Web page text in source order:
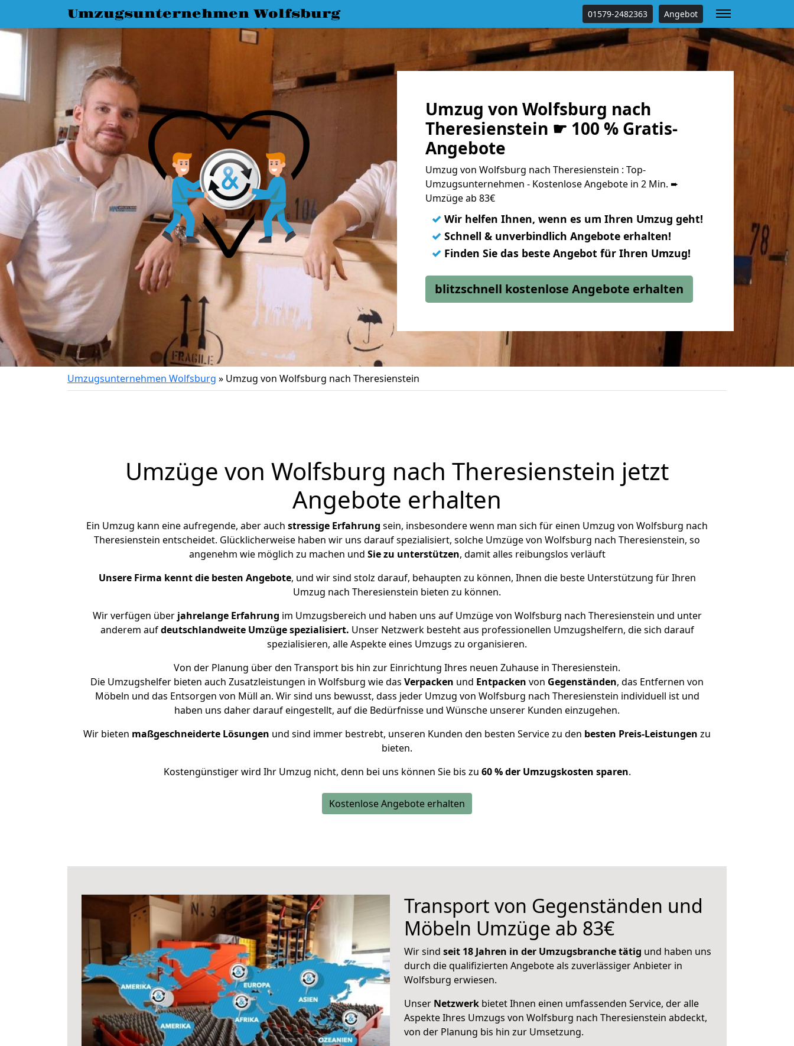
Umzugsunternehmen Wolfsburg 01579-2482363 Angebot
Umzug von Wolfsburg nach
Theresienstein ☛ 100 % Gratis-
Angebote
Umzug von Wolfsburg nach Theresienstein : Top-
Umzugsunternehmen - Kostenlose Angebote in 2 Min. ➨
Umzüge ab 83€
✓ Wir helfen Ihnen, wenn es um Ihren Umzug geht!
✓ Schnell & unverbindlich Angebote erhalten!
✓ Finden Sie das beste Angebot für Ihren Umzug!
blitzschnell kostenlose Angebote erhalten
Umzugsunternehmen Wolfsburg » Umzug von Wolfsburg nach Theresienstein
Umzüge von Wolfsburg nach Theresienstein jetzt
Angebote erhalten
Ein Umzug kann eine aufregende, aber auch stressige Erfahrung sein, insbesondere wenn man sich für einen Umzug von Wolfsburg nach
Theresienstein entscheidet. Glücklicherweise haben wir uns darauf spezialisiert, solche Umzüge von Wolfsburg nach Theresienstein, so
angenehm wie möglich zu machen und Sie zu unterstützen, damit alles reibungslos verläuft
Unsere Firma kennt die besten Angebote, und wir sind stolz darauf, behaupten zu können, Ihnen die beste Unterstützung für Ihren
Umzug nach Theresienstein bieten zu können.
Wir verfügen überjahrelange Erfahrung im Umzugsbereich und haben uns auf Umzüge von Wolfsburg nach Theresienstein und unter
anderem aufdeutschlandweite Umzüge spezialisiert. Unser Netzwerk besteht aus professionellen Umzugshelfern, die sich darauf
spezialisieren, alle Aspekte eines Umzugs zu organisieren.
Von der Planung über den Transport bis hin zur Einrichtung Ihres neuen Zuhause in Theresienstein.
Die Umzugshelfer bieten auch Zusatzleistungen in Wolfsburg wie das Verpacken und Entpacken von Gegenständen, das Entfernen von
Möbeln und das Entsorgen von Müll an. Wir sind uns bewusst, dass jeder Umzug von Wolfsburg nach Theresienstein individuell ist und
haben uns daher darauf eingestellt, auf die Bedürfnisse und Wünsche unserer Kunden einzugehen.
Wir bieten maßgeschneiderte Lösungen und sind immer bestrebt, unseren Kunden den besten Service zu den besten Preis-Leistungen zu
bieten.
Kostengünstiger wird Ihr Umzug nicht, denn bei uns können Sie bis zu 60 % der Umzugskosten sparen.
Kostenlose Angebote erhalten
Transport von Gegenständen und
Möbeln Umzüge ab 83€
Wir sind seit 18 Jahren in der Umzugsbranche tätig und haben uns
durch die qualifizierten Angebote als zuverlässiger Anbieter in
Wolfsburg erwiesen.
Unser Netzwerk bietet Ihnen einen umfassenden Service, der alle
Aspekte Ihres Umzugs von Wolfsburg nach Theresienstein abdeckt,
von der Planung bis hin zur Umsetzung.